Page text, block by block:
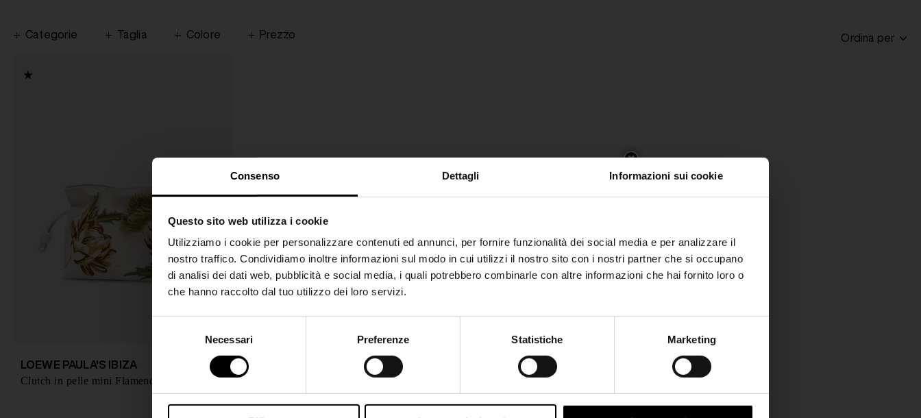
Consenso Dettagli Informazioni sui cookie
Questo sito web utilizza i cookie
Utilizziamo i cookie per personalizzare contenuti ed annunci, per fornire funzionalità dei social media e per analizzare il
nostro traffico. Condividiamo inoltre informazioni sul modo in cui utilizzi il nostro sito con i nostri partner che si occupano
di analisi dei dati web, pubblicità e social media, i quali potrebbero combinarle con altre informazioni che hai fornito loro o
che hanno raccolto dal tuo utilizzo dei loro servizi.
Necessari Preferenze Statistiche Marketing
Categorie Taglia Colore Prezzo Ordina per
LOEWE PAULA'S IBIZA € 3.000,00
Clutch in pelle mini Flamenco
SHIPPING TO UNITED STATES?
The shipping costs and items price are based on
destination country
Join the Club